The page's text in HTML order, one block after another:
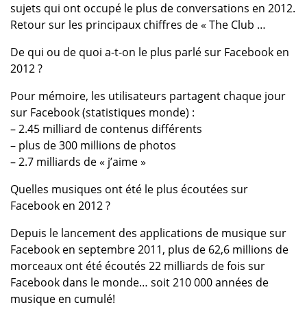
sujets qui ont occupé le plus de conversations en 2012.
Retour sur les principaux chiffres de « The Club …
De qui ou de quoi a-t-on le plus parlé sur Facebook en
2012 ?
Pour mémoire, les utilisateurs partagent chaque jour
sur Facebook (statistiques monde) :
– 2.45 milliard de contenus différents
– plus de 300 millions de photos
– 2.7 milliards de « j’aime »
Quelles musiques ont été le plus écoutées sur
Facebook en 2012 ?
Depuis le lancement des applications de musique sur
Facebook en septembre 2011, plus de 62,6 millions de
morceaux ont été écoutés 22 milliards de fois sur
Facebook dans le monde… soit 210 000 années de
musique en cumulé!